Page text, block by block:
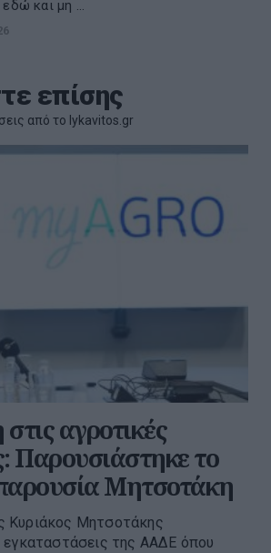
και μη ...
επίσης
από το lykavitos.gr
αγροτικές
Παρουσιάστηκε το
Μητσοτάκη
Κυριάκος Μητσοτάκης
εγκαταστάσεις της ΑΑΔΕ όπου